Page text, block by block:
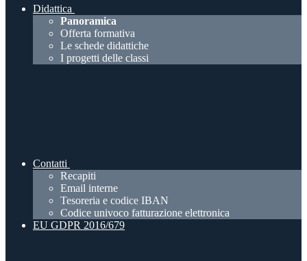
Didattica
Panoramica
Offerta formativa
Le schede didattiche
I progetti delle classi
Contatti
Recapiti
Email interne
Tesoreria e codice IBAN
Codice univoco fatturazione elettronica
EU GDPR 2016/679